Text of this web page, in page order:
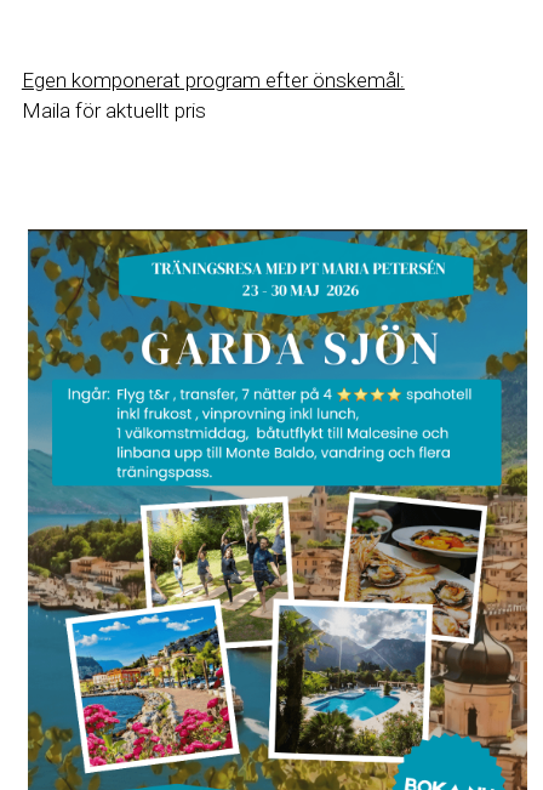
Egen komponerat program efter önskemål:
Maila för aktuellt pris